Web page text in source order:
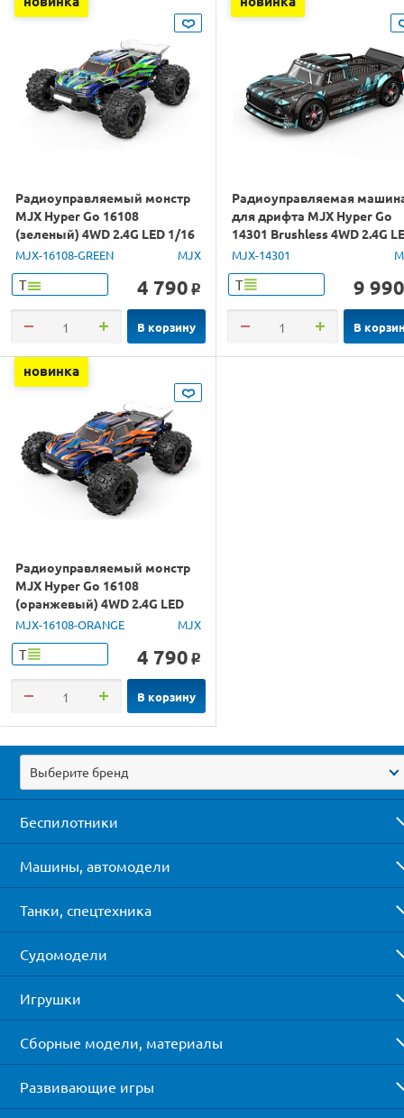
Радиоуправляемый монстр
MJX Hyper Go 16108
(зеленый) 4WD 2.4G LED 1/16
RTR
MJX-16108-GREEN MJX
Т 4 790 o
В корзину
Радиоуправляемая
для дрифта MJX Hyper Go
14301 Brushless 4WD 2.4G
1/14 RTR
MJX-14301
Т 9 990
В
новинка
Радиоуправляемый монстр
MJX Hyper Go 16108
(оранжевый) 4WD 2.4G LED
1/16 RTR
MJX-16108-ORANGE MJX
Т 4 790 o
В корзину
Выберите бренд
Беспилотники
Машины, автомодели
Танки, спецтехника
Судомодели
Игрушки
Сборные модели, материалы
Развивающие игры